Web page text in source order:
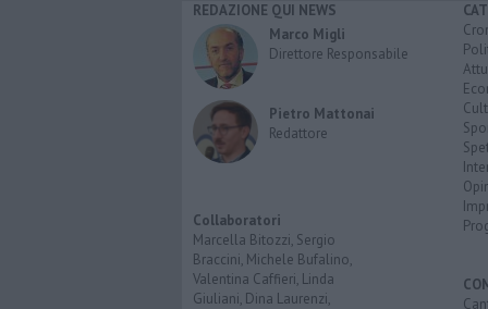
REDAZIONE QUI NEWS
Marco Migli
Direttore Responsabile
Pietro Mattonai
Redattore
Collaboratori
Marcella Bitozzi, Sergio
Braccini, Michele Bufalino,
Valentina Caffieri, Linda
Giuliani, Dina Laurenzi,